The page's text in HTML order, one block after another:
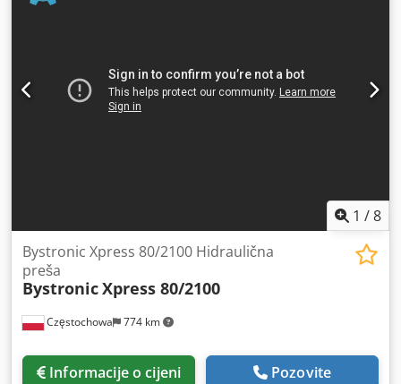
1 /8
Częstochowa 774 km
Bystronic Xpress 80/2100 Hidraulična
preša
BystronicXpress 80/2100
Informacije o cijeni Pozovite